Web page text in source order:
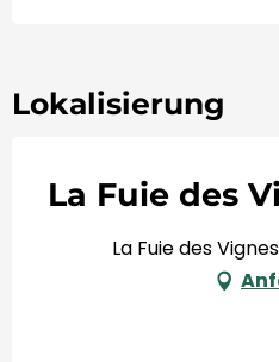
Lokalisierung
La Fuie des
La Fuie des